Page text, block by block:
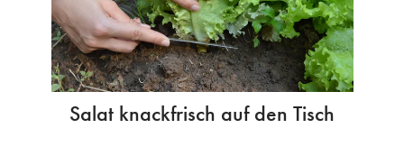
Salat knackfrisch auf den Tisch